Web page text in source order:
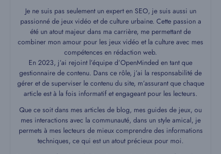
Je ne suis pas seulement un expert en SEO, je suis aussi un
passionné de jeux vidéo et de culture urbaine. Cette passion a
été un atout majeur dans ma carrière, me permettant de
combiner mon amour pour les jeux vidéo et la culture avec mes
compétences en rédaction web.
En 2023, j’ai rejoint l’équipe d’OpenMinded en tant que
gestionnaire de contenu. Dans ce rôle, j’ai la responsabilité de
gérer et de superviser le contenu du site, m’assurant que chaque
article est à la fois informatif et engageant pour les lecteurs.
Que ce soit dans mes articles de blog, mes guides de jeux, ou
mes interactions avec la communauté, dans un style amical, je
permets à mes lecteurs de mieux comprendre des informations
techniques, ce qui est un atout précieux pour moi.